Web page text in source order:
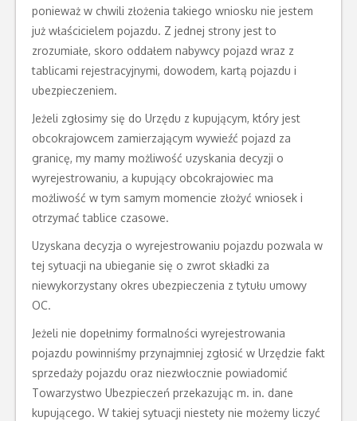
ponieważ w chwili złożenia takiego wniosku nie jestem
już właścicielem pojazdu. Z jednej strony jest to
zrozumiałe, skoro oddałem nabywcy pojazd wraz z
tablicami rejestracyjnymi, dowodem, kartą pojazdu i
ubezpieczeniem.
Jeżeli zgłosimy się do Urzędu z kupującym, który jest
obcokrajowcem zamierzającym wywieźć pojazd za
granicę, my mamy możliwość uzyskania decyzji o
wyrejestrowaniu, a kupujący obcokrajowiec ma
możliwość w tym samym momencie złożyć wniosek i
otrzymać tablice czasowe.
Uzyskana decyzja o wyrejestrowaniu pojazdu pozwala w
tej sytuacji na ubieganie się o zwrot składki za
niewykorzystany okres ubezpieczenia z tytułu umowy
OC.
Jeżeli nie dopełnimy formalności wyrejestrowania
pojazdu powinniśmy przynajmniej zgłosić w Urzędzie fakt
sprzedaży pojazdu oraz niezwłocznie powiadomić
Towarzystwo Ubezpieczeń przekazując m. in. dane
kupującego. W takiej sytuacji niestety nie możemy liczyć